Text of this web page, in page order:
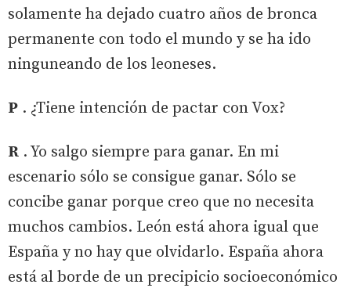
solamente ha dejado cuatro años de bronca
permanente con todo el mundo y se ha ido
ninguneando de los leoneses.
P . ¿Tiene intención de pactar con Vox?
R . Yo salgo siempre para ganar. En mi
escenario sólo se consigue ganar. Sólo se
concibe ganar porque creo que no necesita
muchos cambios. León está ahora igual que
España y no hay que olvidarlo. España ahora
está al borde de un precipicio socioeconómico